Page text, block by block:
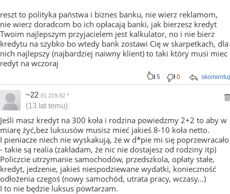
reszt to polityka państwa i biznes banku, nie wierz reklamom,
nie wierz doradcom bo ich opłacają banki, jak bierzesz kredyt
Twoim najlepszym przyjacielem jest kalkulator, no i nie bierz
kredytu na szybko bo wtedy bank zostawi Cię w skarpetkach, dla
nich najlepszy (najbardziej naiwny klient) to taki który musi miec
redyt na wczoraj
skomentuj
5 0
~22 81.219.82.*
(13 lat temu)
Jeśli masz kredyt na 300 koła i rodzina powiedzmy 2+2 to aby w
miarę żyć,bez luksusów musisz mieć jakieś 8-10 koła netto.
I pieniacze niech nie wyskakują, że w d*pie mi się poprzewracało
- takie są realia (zakładam, że nic nie dostajesz od rodziny itp)
Policzcie utrzymanie samochodów, przedszkola, opłaty stałe,
kredyt, jedzenie, jakieś niespodziewane wydatki, konieczność
odłożenia czegoś (nowy samochód, utrata pracy, wczasy...)
I to nie będzie luksus powtarzam.